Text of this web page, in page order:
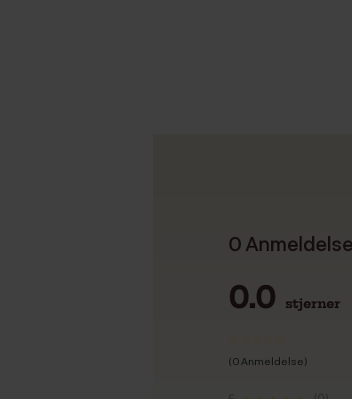
0
0.0 stjerner
(0 Anmeldelse)